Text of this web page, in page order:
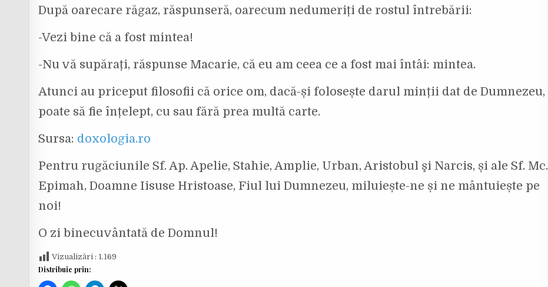
După oarecare răgaz, răspunseră, oarecum nedumeriți de rostul întrebării:
-Vezi bine că a fost mintea!
-Nu vă supărați, răspunse Macarie, că eu am ceea ce a fost mai întâi: mintea.
Atunci au priceput filosofii că orice om, dacă-și folosește darul minții dat de Dumnezeu,
poate să fie înțelept, cu sau fără prea multă carte.
Sursa: doxologia.ro
Pentru rugăciunile Sf. Ap. Apelie, Stahie, Amplie, Urban, Aristobul şi Narcis, și ale Sf. Mc.
Epimah, Doamne Iisuse Hristoase, Fiul lui Dumnezeu, miluiește-ne și ne mântuiește pe
noi!
O zi binecuvântată de Domnul!
Vizualizări : 1.169
Distribuie prin: